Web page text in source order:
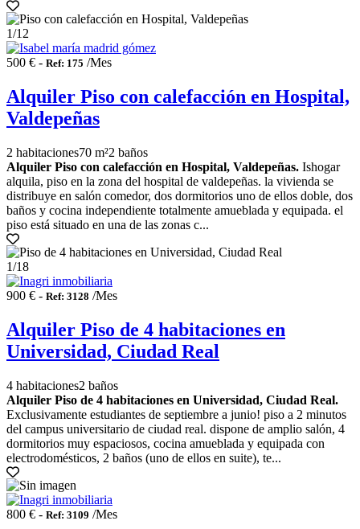
1/12
500 € - Ref: 175 /Mes
Alquiler Piso con calefacción en Hospital,
Valdepeñas
2 habitaciones70 m²2 baños
Alquiler Piso con calefacción en Hospital, Valdepeñas. Ishogar
alquila, piso en la zona del hospital de valdepeñas. la vivienda se
distribuye en salón comedor, dos dormitorios uno de ellos doble, dos
baños y cocina independiente totalmente amueblada y equipada. el
piso está situado en una de las zonas c...
1/18
900 € - Ref: 3128 /Mes
Alquiler Piso de 4 habitaciones en
Universidad, Ciudad Real
4 habitaciones2 baños
Alquiler Piso de 4 habitaciones en Universidad, Ciudad Real.
Exclusivamente estudiantes de septiembre a junio! piso a 2 minutos
del campus universitario de ciudad real. dispone de amplio salón, 4
dormitorios muy espaciosos, cocina amueblada y equipada con
electrodomésticos, 2 baños (uno de ellos en suite), te...
800 € - Ref: 3109 /Mes